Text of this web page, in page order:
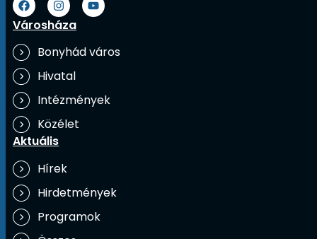
Városháza
Bonyhád város
Hivatal
Intézmények
Közélet
Aktuális
Hírek
Hirdetmények
Programok